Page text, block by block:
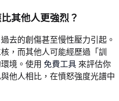
其他人更強烈？
去的創傷甚至慢性壓力引起。
，而其他人可能經歷過「訓
境。使用 免費工具 來評估你
他人相比，在憤怒強度光譜中